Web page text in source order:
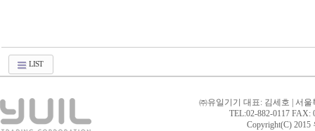
LIST
㈜유일기기 대표: 김세호 | 서
TEL:02-882-0117 FAX:
Copyright(C)